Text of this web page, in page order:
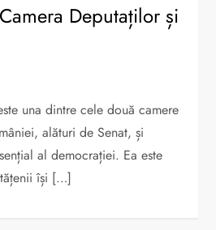
Deputaților și
una dintre cele două camere
alături de Senat, și
al democrației. Ea este
își […]